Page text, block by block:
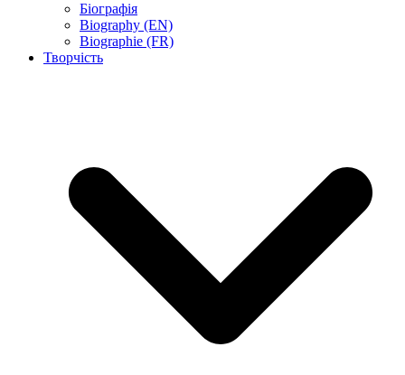
Біографія
Biography (EN)
Biographie (FR)
Творчість